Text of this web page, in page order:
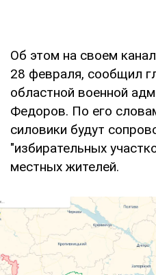
Об этом на своем
28 февраля, сообщил
областной военной
Федоров. По его
силовики будут
"избирательных
местных жителей.